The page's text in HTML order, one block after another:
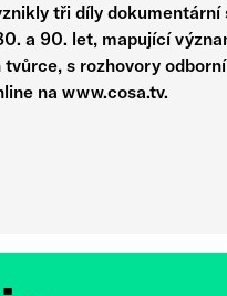
tři díly dokumentární
a 90. let, mapující
s rozhovory
na www.cosa.tv.